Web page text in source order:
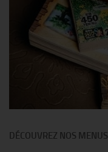
DÉCOUVREZ NOS MENUS